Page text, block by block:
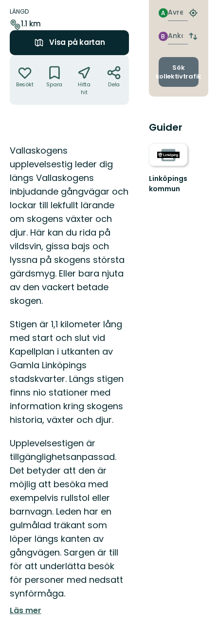
om
leden
LÄNGD
1.1 km
Visa på kartan
Besökt Spara
Hitta
hit
Dela
Beskrivning
Vallaskogens
upplevelsestig leder dig
längs Vallaskogens
inbjudande gångvägar och
lockar till lekfullt lärande
om skogens växter och
djur. Här kan du rida på
vildsvin, gissa bajs och
lyssna på skogens största
gärdsmyg. Eller bara njuta
av den vackert betade
skogen.
Stigen är 1,1 kilometer lång
med start och slut vid
Kapellplan i utkanten av
Gamla Linköpings
stadskvarter. Längs stigen
finns nio stationer med
information kring skogens
historia, växter och djur.
Upplevelsestigen är
tillgänglighetsanpassad.
Det betyder att den är
möjlig att besöka med
exempelvis rullstol eller
barnvagn. Leden har en
gulmålad träkant som
löper längs kanten av
gångvägen. Sargen är till
för att underlätta besök
för personer med nedsatt
synförmåga.
Läs mer
Avresa
A
Hitta
Ankomst
B
Byt
och
Sök
kollektivtrafik
Guider
Linköpings
kommun